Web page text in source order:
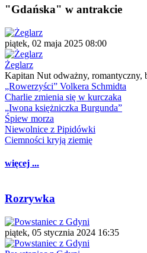
"Gdańska" w antrakcie
piątek, 02 maja 2025 08:00
Żeglarz
Kapitan Nut odważny, romantyczny,
„Rowerzyści” Volkera Schmidta
Charlie zmienia się w kurczaka
„Iwona księżniczka Burgunda”
Śpiew morza
Niewolnice z Pipidówki
Ciemności kryją ziemię
więcej ...
Rozrywka
piątek, 05 stycznia 2024 16:35